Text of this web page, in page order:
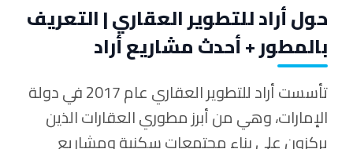
حول أراد للتطوير العقاري | التعريف
بالمطور + أحدث مشاريع أراد
تأسست أراد للتطوير العقاري عام 2017 في دولة
الإمارات، وهي من أبرز مطوري العقارات الذين
يركزون على بناء مجتمعات سكنية ومشاريع